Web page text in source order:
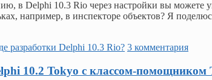
в Delphi 10.3 Rio через настройки вы можете
например, в инспекторе объектов? Я
разработки Delphi 10.3 Rio? 3 комментария
10.2 Tokyo с классом-помощником